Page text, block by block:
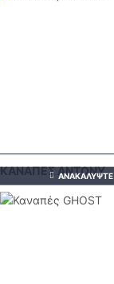
ΚΑΝΑΠΈΣ ANTONY